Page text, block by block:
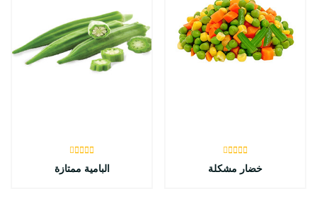
خضار مشكلة البامية ممتازة